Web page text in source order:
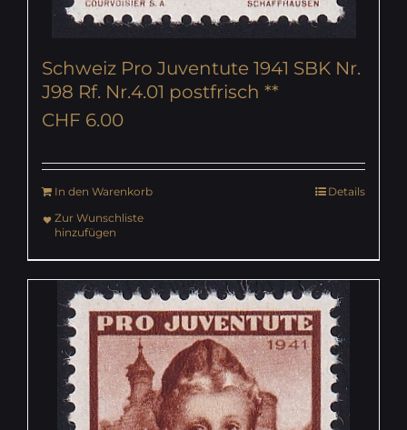
Schweiz Pro Juventute 1941 SBK Nr.
J98 Rf. Nr.4.01 postfrisch **
CHF 6.00
In den Warenkorb
Details
Zur Wunschliste
hinzufügen